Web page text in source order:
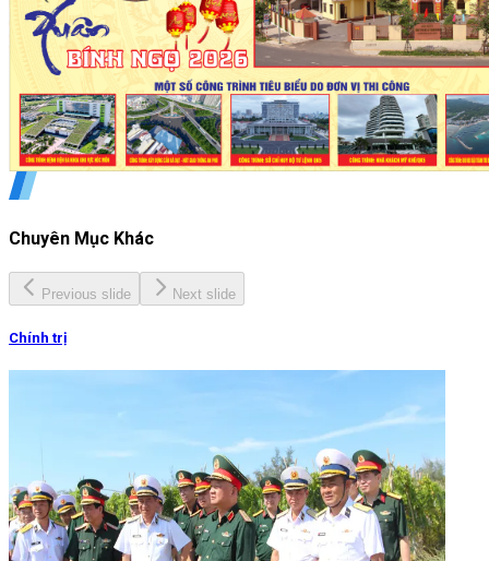
Chuyên Mục Khác
Previous slide Next slide
Chính trị